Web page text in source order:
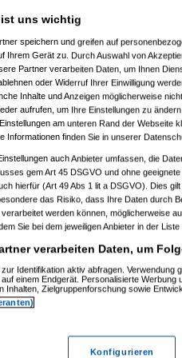
Re(15): Men in Black um £12.33
Re(16): Men in Black um
Re(17): Men in Black um
Re(18): Men in Black
Re(19): Men in Black
Re(20): Men in
Re(21): Men in
Re(22): Men
Re(23):
am 15.05.2008, 18:06:08)
ihr schon?(ducducam 15.05.2008,
habt ihr schon?
am 15.05.2008,
habt ihr schon? (ducduc am
habt ihr schon?(hackenbusham
habt ihr schon?(ducduc am
dvds habt ihr schon?
schon?
habt ihr schon?
ducducam
uns wichtig
speichern und greifen auf
Ihrem Gerät zu. Durch Auswahl von
Partner verarbeiten Daten, um Ihnen
oder Widerruf Ihrer Einwilligung
Inhalte und Anzeigen möglicherweise
aufrufen, um Ihre Einstellungen zu
am unteren Rand der Webseite
Informationen finden Sie in unserer
auch Anbieter umfassen, die
gem Art 45 DSGVO und ohne
hierfür (Art 49 Abs 1 lit a DSGVO). Dies
das Risiko, dass Ihre Daten durch
werden können, möglicherweise
Sie bei dem jeweiligen Anbieter in der
verarbeiten Daten, um
Identifikation aktiv abfragen. Verwendung
einem Endgerät. Personalisierte Werbung
Inhalten, Zielgruppenforschung sowie
Konfigurieren